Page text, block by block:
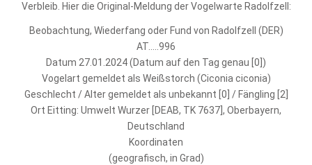
Verbleib. Hier die Original-Meldung der Vogelwarte Radolfzell:
Beobachtung, Wiederfang oder Fund von Radolfzell (DER)
AT.....996
Datum 27.01.2024 (Datum auf den Tag genau [0])
Vogelart gemeldet als Weißstorch (Ciconia ciconia)
Geschlecht / Alter gemeldet als unbekannt [0] / Fängling [2]
Ort Eitting: Umwelt Wurzer [DEAB, TK 7637], Oberbayern,
Deutschland
Koordinaten
(geografisch, in Grad)